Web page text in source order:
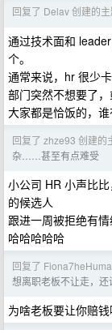
回复了 Delav 创建的
通过技术面和
个。
通常来说，hr 很少
部门突然不想要了，
大家都是恰饭的，谁
回复了 zhze93 创建的
杂……甚至有点难受
小公司 HR 小声比
的候选人
跟进一周被拒绝有
哈哈哈哈哈
回复了
想离职老板不让走，
为啥老板要让你赔